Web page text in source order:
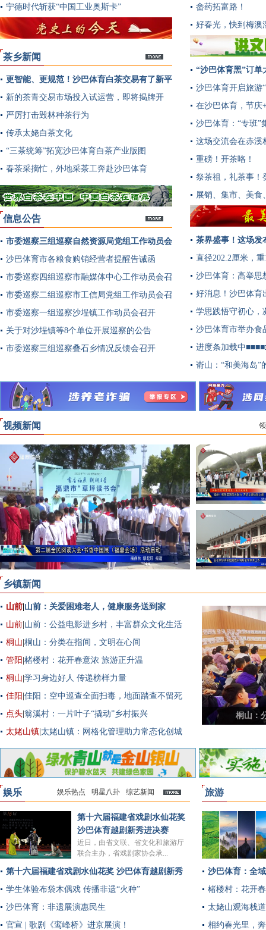
实践
宁德时代斩获“中国工业奥斯卡”
茶乡新闻
多
更智能、更规范！沙巴体育白茶交易有了新平
台→
新的茶青交易市场投入试运营，即将揭牌开
市！
严厉打击毁林种茶行为
传承太姥白茶文化
“三茶统筹”拓宽沙巴体育白茶产业版图
春茶采摘忙，外地采茶工奔赴沙巴体育
信息公告
多
市委巡察三组巡察自然资源局党组工作动员会
召开
沙巴体育市各粮食购销经营者提醒告诫函
市委巡察四组巡察市融媒体中心工作动员会召
开
市委巡察二组巡察市工信局党组工作动员会召
开
市委巡察一组巡察沙埕镇工作动员会召开
关于对沙埕镇等8个单位开展巡察的公告
市委巡察三组巡察叠石乡情况反馈会召开
畲药拓富路！
好春光，快到梅澳
“沙巴体育黑”订单
沙巴体育开启旅游
在沙巴体育，节庆
沙巴体育：“专班”
这场交流会在赤
重磅！开茶咯！
祭茶祖，礼茶事！
展销、集市、美
茶界盛事！这场
直径202.2厘米，
沙巴体育：高举思
好消息！沙巴体育
学思践悟守初心
沙巴体育市举办食
进度条加载中
嵛山：“和美海岛”
视频新闻
乡镇新闻
山前 山前：关爱困难老人，健康服务送到家
山前 山前：公益电影进乡村，丰富群众文化生活
桐山 桐山：分类在指间，文明在心间
管阳 楮楼村：花开春意浓 旅游正升温
桐山 学习身边好人 传递榜样力量
佳阳 佳阳：空中巡查全面扫毒，地面踏查不留死
角
点头 翁溪村：一片叶子“撬动”乡村振兴
太姥山镇 太姥山镇：网格化管理助力常态化创城
楮楼村
娱乐
多
娱乐热点 明星八卦 综艺新闻
第十六届福建省戏剧水仙花奖
沙巴体育越剧新秀进决赛
近日，由省文联、省文化和旅游厅
联合主办，省戏剧家协会承...
第十六届福建省戏剧水仙花奖 沙巴体育越剧新秀
进决赛
学生体验布袋木偶戏 传播非遗“火种”
沙巴体育：非遗展演惠民生
官宣 | 歌剧《鸾峰桥》进京展演！
旅游
沙巴体育：全
楮楼村：花开
太姥山观海栈
相约春光里，